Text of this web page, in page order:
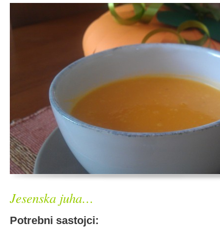
Jesenska juha…
Potrebni sastojci: